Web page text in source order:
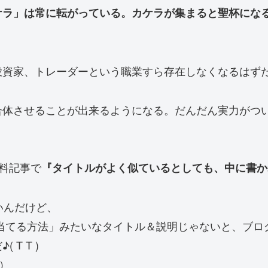
」は常に転がっている。カケラが集まると聖杯にな
家、トレーダーという職業すら存在しなくなるはず
させることが出来るようになる。だんだん実力が
記事で『タイトルがよく似ているとしても、中に書
だけど、
る方法」みたいなタイトル＆説明じゃないと、ブ
T T )